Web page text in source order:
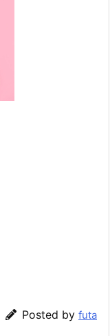
Posted by futa